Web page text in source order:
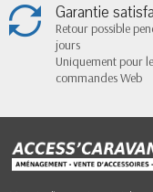
Garantie
Retour possible
jours
Uniquement pour
commandes Web